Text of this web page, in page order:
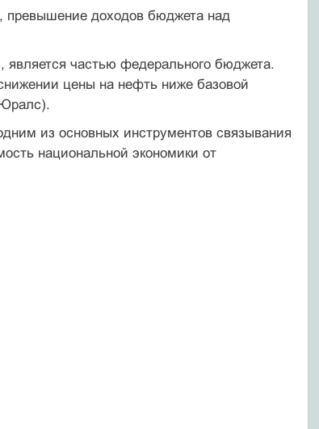
доходов бюджета над
частью федерального бюджета.
цены на нефть ниже базовой
из основных инструментов связывания
национальной экономики от